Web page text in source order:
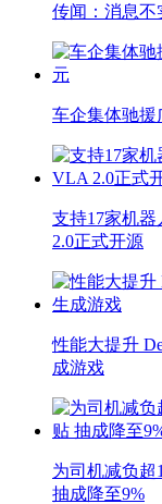
传闻：消息不
车企集体驰援
支持17家机
2.0正式开源
性能大提升
成游戏
为司机减负
抽成降至9%